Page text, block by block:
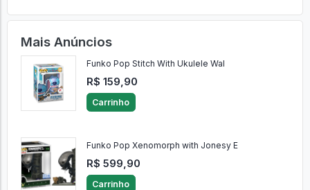
Mais Anúncios
Funko Pop Stitch With Ukulele Wal
R$ 159,90
Carrinho
Funko Pop Xenomorph with Jonesy E
R$ 599,90
Carrinho